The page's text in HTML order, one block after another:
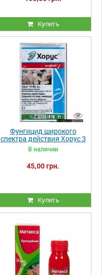
Купить
Фунгицид широкого
спектра действия Хорус 3
г
В наличии
45,00 грн.
Купить